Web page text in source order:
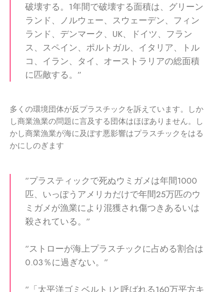
破壊する。1年間で破壊する面積は、グリーン
ランド、ノルウェー、スウェーデン、フィン
ランド、デンマーク、UK、ドイツ、フラン
ス、スペイン、ポルトガル、イタリア、トル
コ、イラン、タイ、オーストラリアの総面積
に匹敵する。”
多くの環境団体が反プラスチックを訴えています。しか
し商業漁業の問題に言及する団体はほぼありません。し
かし商業漁業が海に及ぼす悪影響はプラスチックをはる
かにしのぎます
”プラスティックで死ぬウミガメは年間1000
匹、いっぽうアメリカだけで年間25万匹のウ
ミガメが漁業により混獲され傷つきあるいは
殺されている。”
”ストローが海上プラスチックに占める割合は
0.03％に過ぎない。”
”「太平洋ゴミベルト｣と呼ばれる160万平方キ